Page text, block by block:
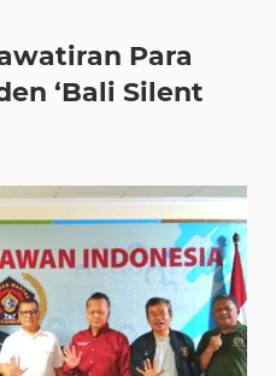
Para
‘Bali Silent